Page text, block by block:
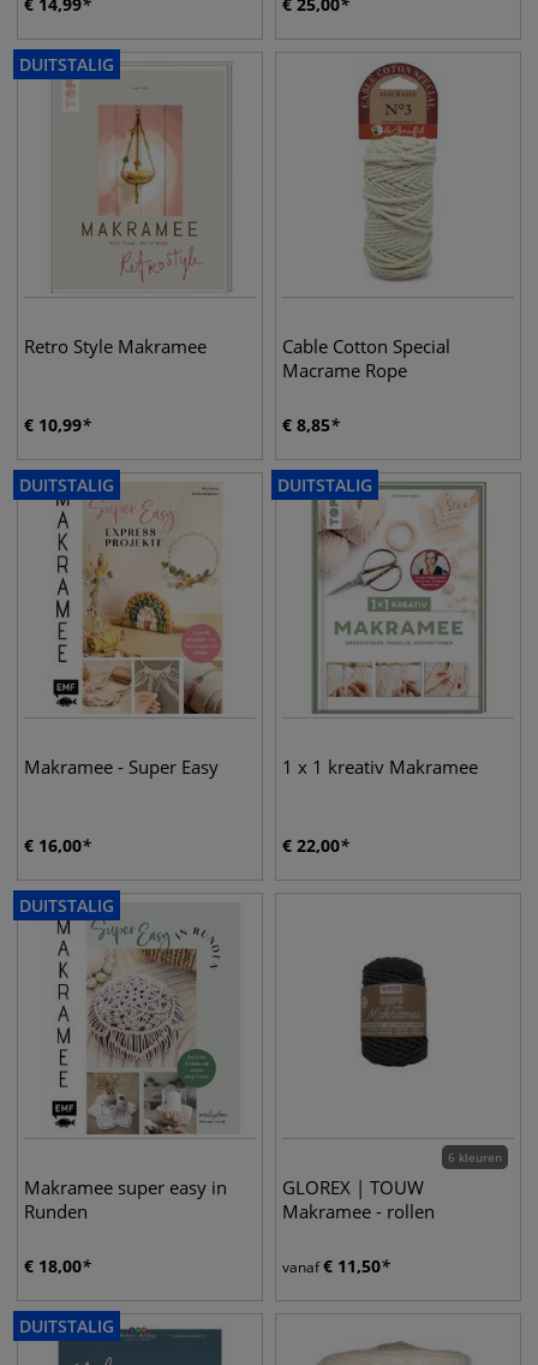
DUITSTALIG
Retro Style Makramee
€ 10,99
Cable Cotton Special
Macrame Rope
€ 8,85
DUITSTALIG
Makramee - Super Easy
€ 16,00
DUITSTALIG
1 x 1 kreativ Makramee
€ 22,00
DUITSTALIG
Makramee super easy in
Runden
€ 18,00
6 kleuren
GLOREX | TOUW
Makramee - rollen
vanaf€ 11,50
DUITSTALIG